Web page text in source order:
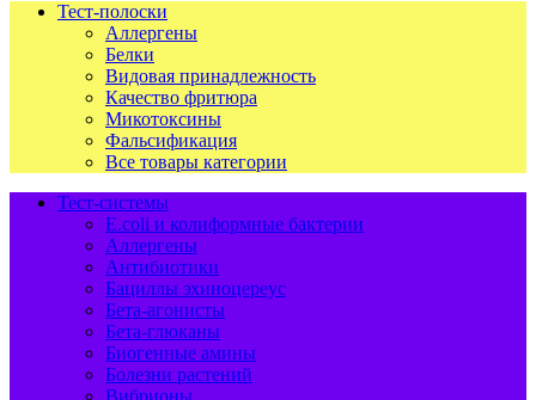
Тест-полоски
Аллергены
Белки
Видовая принадлежность
Качество фритюра
Микотоксины
Фальсификация
Все товары категории
Тест-системы
E.coli и колиформные бактерии
Аллергены
Антибиотики
Бациллы эхиноцереус
Бета-агонисты
Бета-глюканы
Биогенные амины
Болезни растений
Вибрионы